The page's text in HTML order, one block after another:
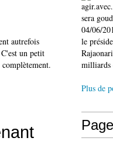
autrefois
un petit
sera
04/06/
le
milliards
Plus de